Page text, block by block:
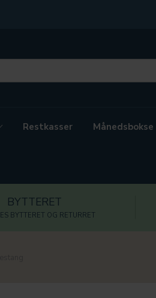
Restkasser Månedsbokse
BYTTERET
BYTTERET OG RETURRET